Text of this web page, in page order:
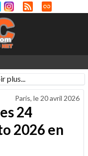
plus...
Paris, le 20 avril 2026
24
2026 en